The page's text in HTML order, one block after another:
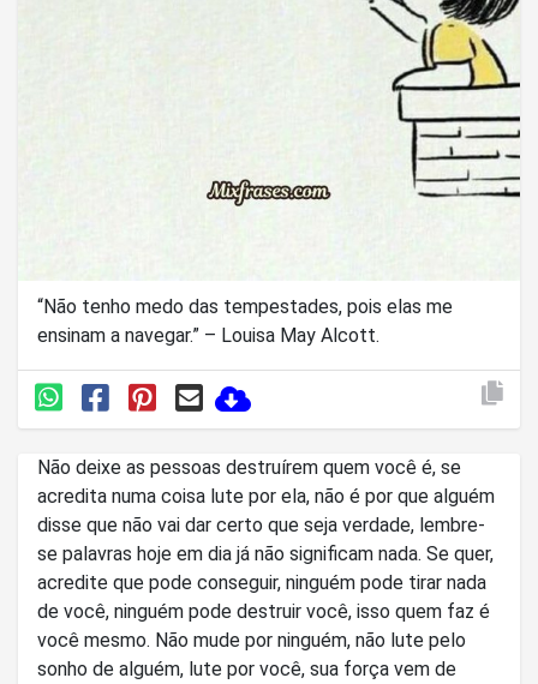
“Não tenho medo das tempestades, pois elas me
ensinam a navegar.” – Louisa May Alcott.
Não deixe as pessoas destruírem quem você é, se
acredita numa coisa lute por ela, não é por que alguém
disse que não vai dar certo que seja verdade, lembre-
se palavras hoje em dia já não significam nada. Se quer,
acredite que pode conseguir, ninguém pode tirar nada
de você, ninguém pode destruir você, isso quem faz é
você mesmo. Não mude por ninguém, não lute pelo
sonho de alguém, lute por você, sua força vem de